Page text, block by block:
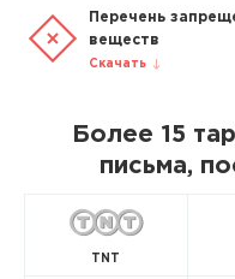
Перечень
веществ
Скачать
Более 15
письма,
TNT